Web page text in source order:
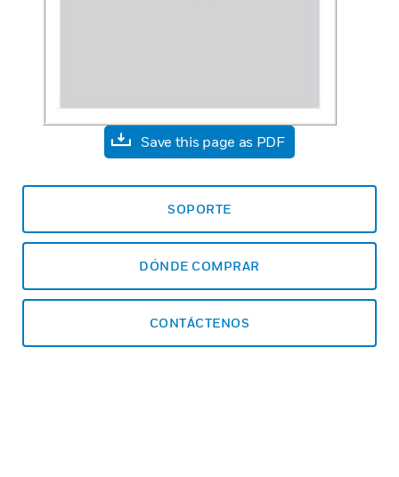
Save this page as PDF
SOPORTE
DÓNDE COMPRAR
CONTÁCTENOS